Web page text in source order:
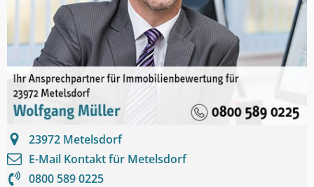
23972 Metelsdorf
E-Mail Kontakt für Metelsdorf
0800 589 0225